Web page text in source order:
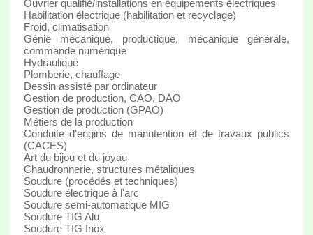
Ouvrier qualifié/installations en équipements électriques
Habilitation électrique (habilitation et recyclage)
Froid, climatisation
Génie mécanique, productique, mécanique générale,
commande numérique
Hydraulique
Plomberie, chauffage
Dessin assisté par ordinateur
Gestion de production, CAO, DAO
Gestion de production (GPAO)
Métiers de la production
Conduite d'engins de manutention et de travaux publics
(CACES)
Art du bijou et du joyau
Chaudronnerie, structures métaliques
Soudure (procédés et techniques)
Soudure électrique à l'arc
Soudure semi-automatique MIG
Soudure TIG Alu
Soudure TIG Inox